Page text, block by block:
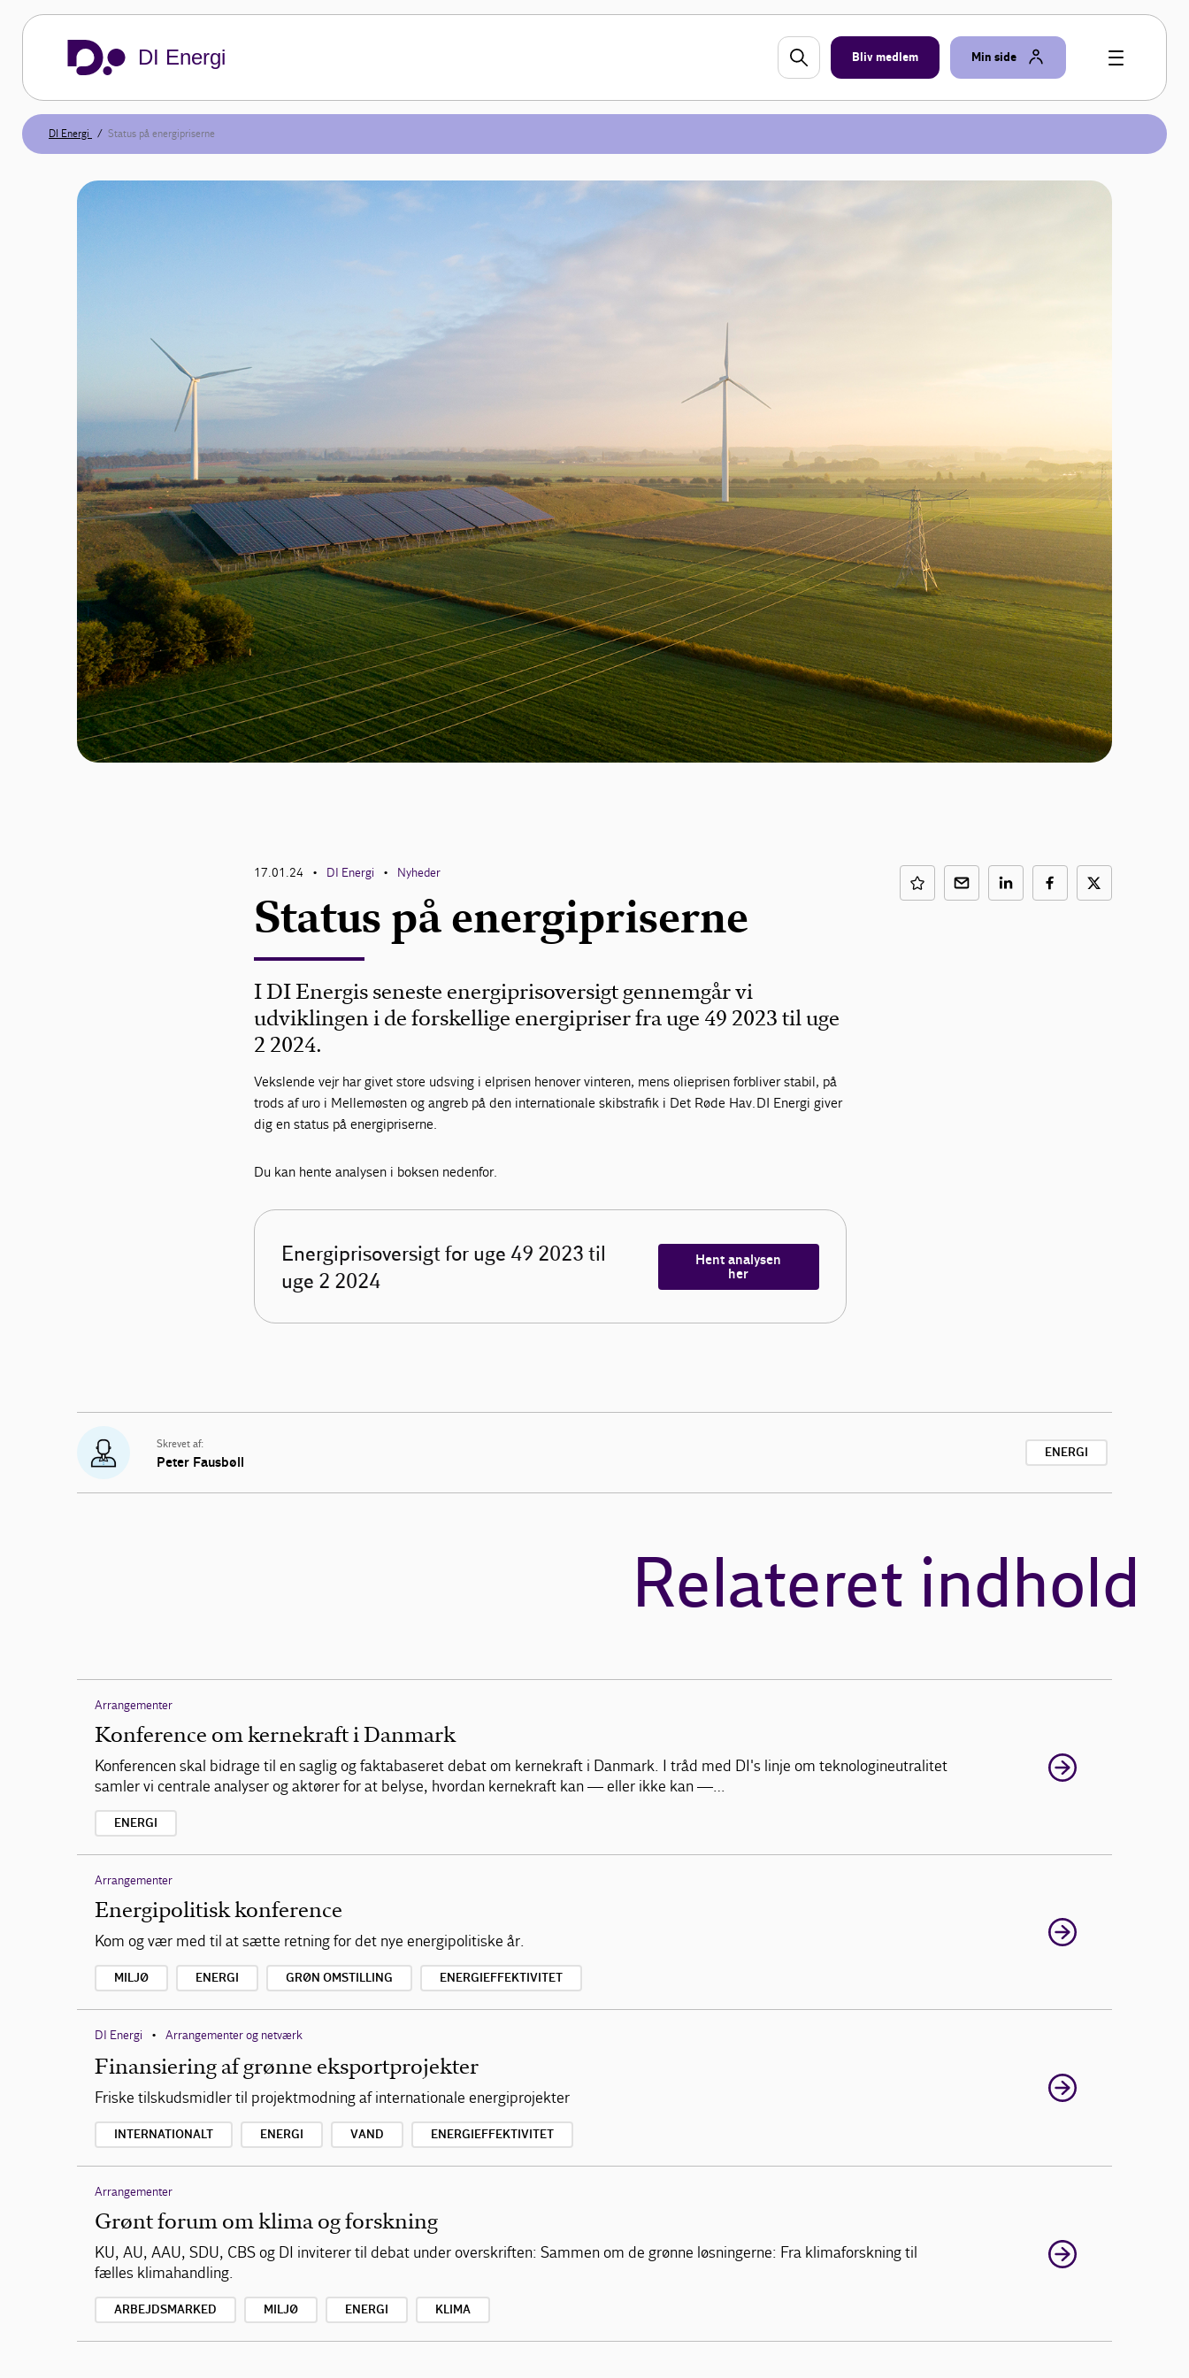
DI Energi Bliv medlem Min side
DI Energi Status på energipriserne
17.01.24 • DI Energi • Nyheder
Status på energipriserne
I DI Energis seneste energiprisoversigt gennemgår vi
udviklingen i de forskellige energipriser fra uge 49 2023 til uge
2 2024.
Vekslende vejr har givet store udsving i elprisen henover vinteren, mens olieprisen forbliver stabil, på
trods af uro i Mellemøsten og angreb på den internationale skibstrafik i Det Røde Hav. DI Energi giver
dig en status på energipriserne.
Du kan hente analysen i boksen nedenfor.
Energiprisoversigt for uge 49 2023 til
uge 2 2024
Hent analysen
her
Skrevet af:
Peter Fausbøll
ENERGI
Relateret indhold
Arrangementer
Konference om kernekraft i Danmark
Konferencen skal bidrage til en saglig og faktabaseret debat om kernekraft i Danmark. I tråd med DI's linje om teknologineutralitet
samler vi centrale analyser og aktører for at belyse, hvordan kernekraft kan — eller ikke kan —…
ENERGI
Arrangementer
Energipolitisk konference
Kom og vær med til at sætte retning for det nye energipolitiske år.
MILJØ ENERGI GRØN OMSTILLING ENERGIEFFEKTIVITET
DI Energi • Arrangementer og netværk
Finansiering af grønne eksportprojekter
Friske tilskudsmidler til projektmodning af internationale energiprojekter
INTERNATIONALT ENERGI VAND ENERGIEFFEKTIVITET
Arrangementer
Grønt forum om klima og forskning
KU, AU, AAU, SDU, CBS og DI inviterer til debat under overskriften: Sammen om de grønne løsningerne: Fra klimaforskning til
fælles klimahandling.
ARBEJDSMARKED MILJØ ENERGI KLIMA